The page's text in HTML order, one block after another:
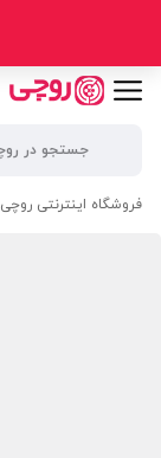
فروشگاه اینترنتی روچی